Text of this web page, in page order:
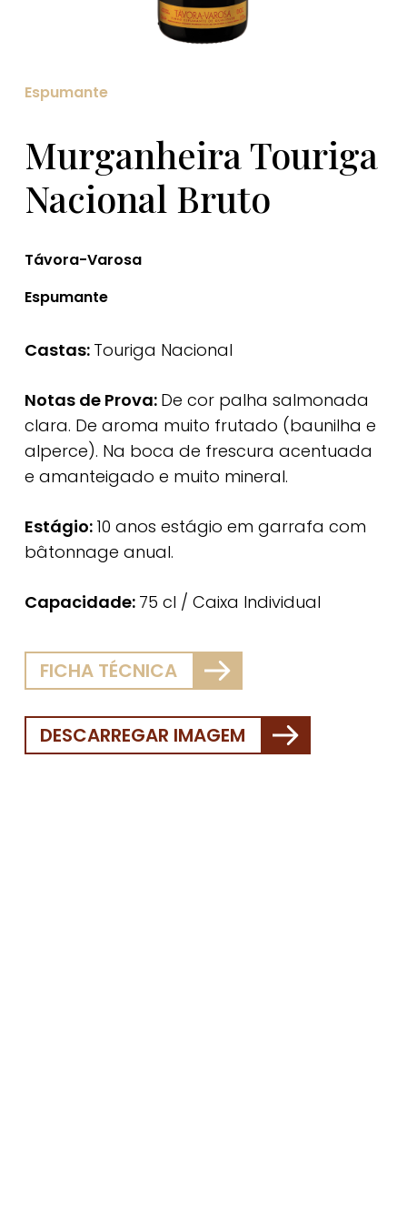
Espumante
Murganheira Touriga
Nacional Bruto
Távora-Varosa
Espumante
Castas: Touriga Nacional
Notas de Prova: De cor palha salmonada
clara. De aroma muito frutado (baunilha e
alperce). Na boca de frescura acentuada
e amanteigado e muito mineral.
Estágio: 10 anos estágio em garrafa com
bâtonnage anual.
Capacidade: 75 cl / Caixa Individual
FICHA TÉCNICA
DESCARREGAR IMAGEM